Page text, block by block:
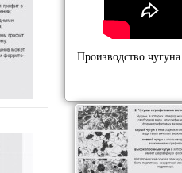
Производство